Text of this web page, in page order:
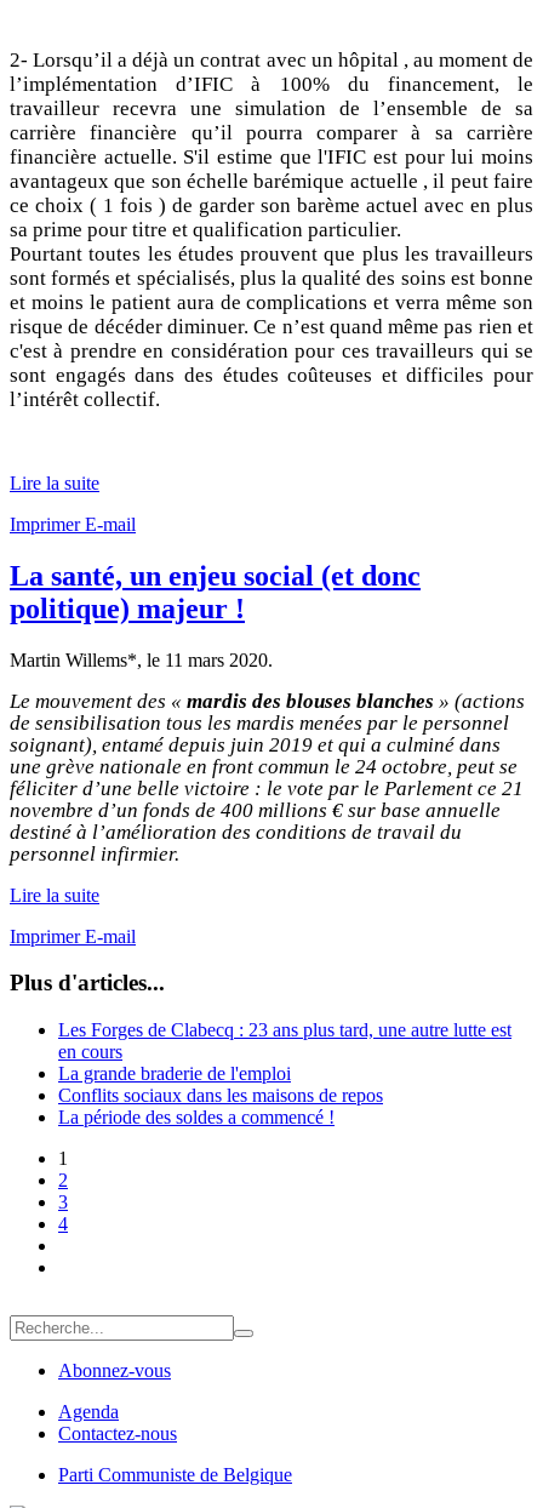
2-Lorsqu’il a déjà un contrat avec un hôpital , au moment de
l’implémentation d’IFIC à 100% du financement, le
travailleur recevra une simulation de l’ensemble de sa
carrière financière qu’il pourra comparer à sa carrière
financière actuelle. S'il estime que l'IFIC est pour lui moins
avantageux que son échelle barémique actuelle , il peut faire
ce choix ( 1 fois ) de garder son barème actuel avec en plus
sa prime pour titre et qualification particulier.
Pourtant toutes les études prouvent que plus les travailleurs
sont formés et spécialisés, plus la qualité des soins est bonne
et moins le patient aura de complications et verra même son
risque de décéder diminuer. Ce n’est quand même pas rien et
c'est à prendre en considération pour ces travailleurs qui se
sont engagés dans des études coûteuses et difficiles pour
l’intérêt collectif.
Lire la suite
ImprimerE-mail
La santé, un enjeu social (et donc
politique) majeur !
Martin Willems*, le 11 mars 2020.
Le mouvement des « mardis des blouses blanches » (actions
de sensibilisation tous les mardis menées par le personnel
soignant), entamé depuis juin 2019 et qui a culminé dans
une grève nationale en front commun le 24 octobre, peut se
féliciter d’une belle victoire : le vote par le Parlement ce 21
novembre d’un fonds de 400 millions € sur base annuelle
destiné à l’amélioration des conditions de travail du
personnel infirmier.
Lire la suite
ImprimerE-mail
Plus d'articles...
Les Forges de Clabecq : 23 ans plus tard, une autre lutte est
en cours
La grande braderie de l'emploi
Conflits sociaux dans les maisons de repos
La période des soldes a commencé !
1
2
3
4
Abonnez-vous
Agenda
Contactez-nous
Parti Communiste de Belgique